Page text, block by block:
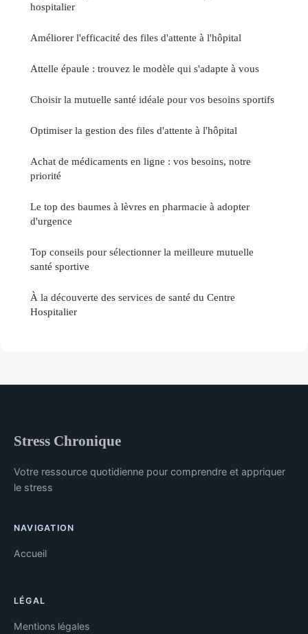
hospitalier
Améliorer l'efficacité des files d'attente à l'hôpital
Attelle épaule : trouvez le modèle qui s'adapte à vous
Choisir la mutuelle santé idéale pour vos besoins sportifs
Optimiser la gestion des files d'attente à l'hôpital
Achat de médicaments en ligne : vos besoins, notre
priorité
Le top des baumes à lèvres en pharmacie à adopter
d'urgence
Top conseils pour sélectionner la meilleure mutuelle
santé sportive
À la découverte des services de santé du Centre
Hospitalier
Stress Chronique
Votre ressource quotidienne pour comprendre et appriquer
le stress
NAVIGATION
Accueil
LÉGAL
Mentions légales